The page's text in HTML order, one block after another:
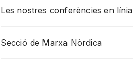
Les nostres conferències en línia
Secció de Marxa Nòrdica